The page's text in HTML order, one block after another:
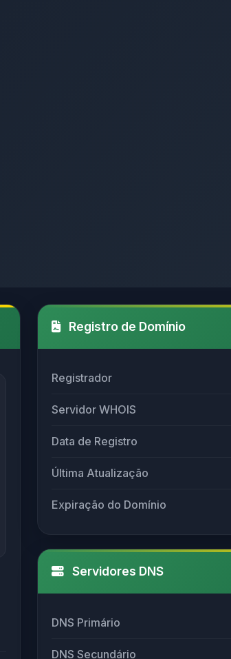
Registro de Domínio
Registrador
Servidor WHOIS
Data de Registro
Última Atualização
Expiração do Domínio
Servidores DNS
DNS Primário
DNS Secundário